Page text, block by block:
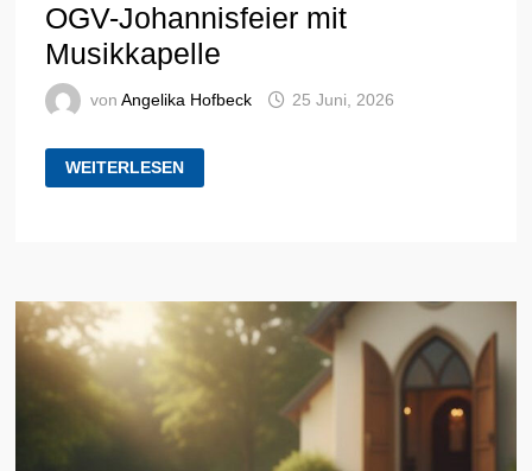
OGV-Johannisfeier mit
Musikkapelle
vonAngelika Hofbeck 25 Juni, 2026
OGV-
JOHANNISFEIER
MIT
WEITERLESEN